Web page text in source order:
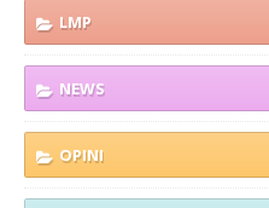
LMP
NEWS
OPINI